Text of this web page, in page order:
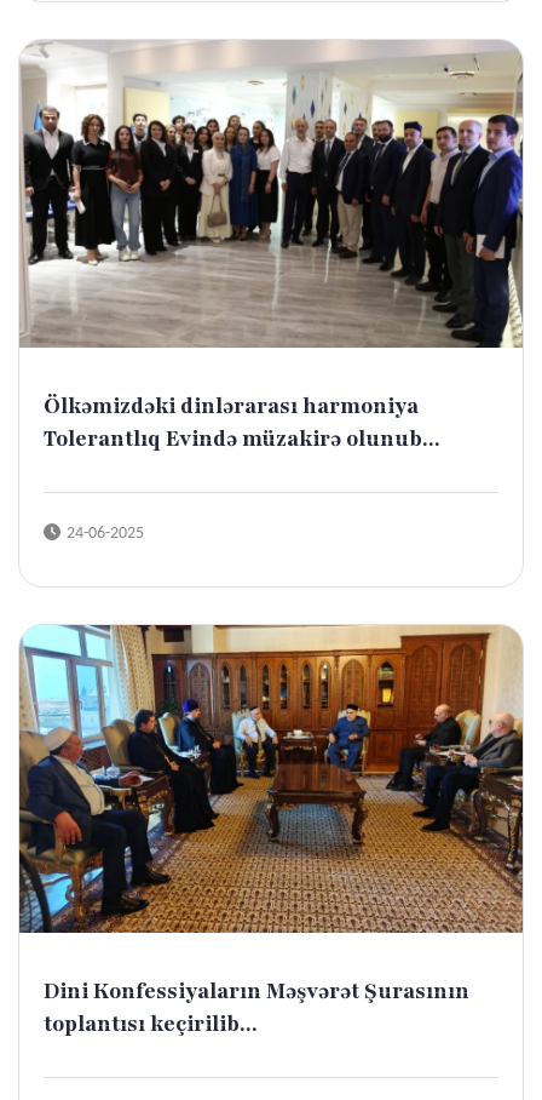
Ölkəmizdəki dinlərarası harmoniya
Tolerantlıq Evində müzakirə olunub...
24-06-2025
Dini Konfessiyaların Məşvərət Şurasının
toplantısı keçirilib...